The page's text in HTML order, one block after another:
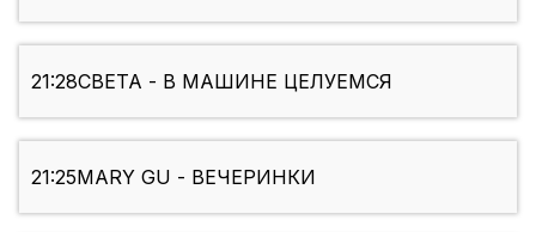
21:28СВЕТА - В МАШИНЕ ЦЕЛУЕМСЯ
21:25MARY GU - ВЕЧЕРИНКИ